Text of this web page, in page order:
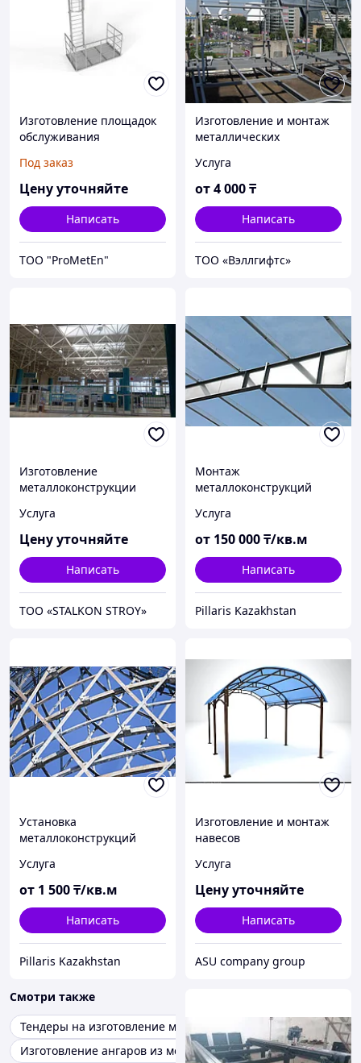
Изготовление площадок
обслуживания
металла на заказ
Под заказ
Цену уточняйте
Написать
ТОО "ProMetEn"
Изготовление и монтаж
металлических
Услуга
от4 000₸
Написать
ТОО «Вэллгифтс»
Изготовление
металлоконструкции
Услуга
Цену уточняйте
Написать
ТОО «STALKON STROY»
Монтаж
металлоконструкций
Услуга
от 150 000₸/кв.м
Написать
Pillaris Kazakhstan
Установка
металлоконструкций
Услуга
от 1 500₸/кв.м
Написать
Pillaris Kazakhstan
Изготовление и монтаж
навесов
Услуга
Цену уточняйте
Написать
ASU company group
Смотри также
Тендеры на изготовление металлоконструкций
Изготовление ангаров из металлоконструкций